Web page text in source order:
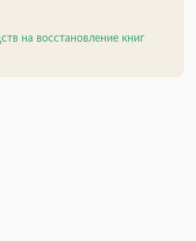
на восстановление книг